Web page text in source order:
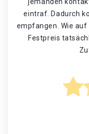
eintraf. Dadurch
empfangen. Wie
Festpreis